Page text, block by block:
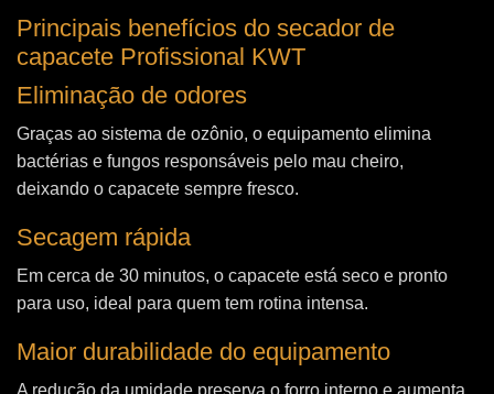
Principais benefícios do secador de
capacete Profissional KWT
Eliminação de odores
Graças ao sistema de ozônio, o equipamento elimina
bactérias e fungos responsáveis pelo mau cheiro,
deixando o capacete sempre fresco.
Secagem rápida
Em cerca de 30 minutos, o capacete está seco e pronto
para uso, ideal para quem tem rotina intensa.
Maior durabilidade do equipamento
A redução da umidade preserva o forro interno e aumenta